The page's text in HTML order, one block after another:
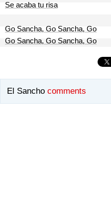
Se acaba tu risa
Go Sancha, Go Sancha, Go
Go Sancha, Go Sancha, Go
El Sancho comments